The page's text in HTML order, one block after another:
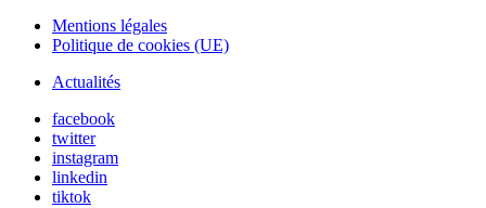
Mentions légales
Politique de cookies (UE)
Actualités
facebook
twitter
instagram
linkedin
tiktok